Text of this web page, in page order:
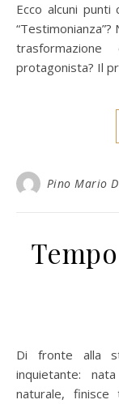
Ecco alcuni punti
protagonista? Il
Pino Mario
Di fronte alla storia, la cultura svela un paradosso
inquietante:
naturale,